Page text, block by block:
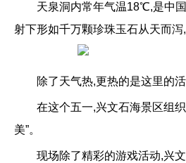
天泉洞内常年气温18℃,是中
射下形如千万颗珍珠玉石从天而泻,
除了天气热,更热的是这里的
在这个五一,兴文石海景区组
美”。
现场除了精彩的游戏活动,兴